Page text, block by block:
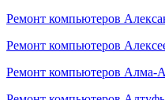
Ремонт компьютеров
Ремонт компьютеров
Ремонт компьютеров Алма-